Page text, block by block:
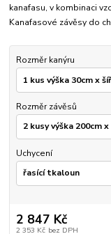
kanafasu, v kombinaci
Kanafasové závěsy do
Rozměr kanýru
Rozměr závěsů
Uchycení
2 847 Kč
2 353 Kč bez DPH